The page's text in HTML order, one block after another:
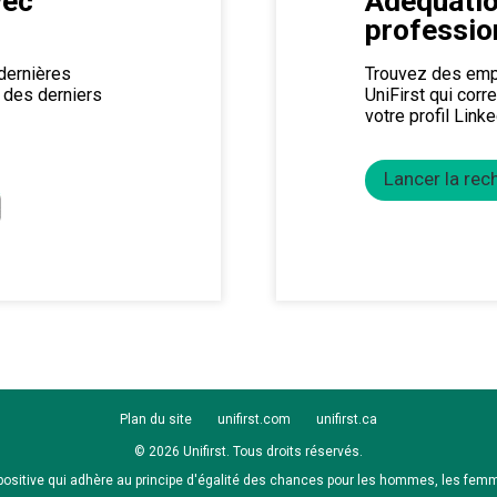
derniers
Trouvez des
UniFirst qui
votre profil
Lancer la
Plan du site unifirst.com unifirst.ca
© 2026 Unifirst. Tous droits réservés.
qui adhère au principe d'égalité des chances pour les hommes, les